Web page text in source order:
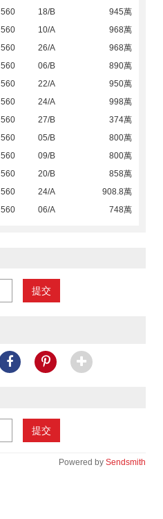
560 18/B
945萬
560 10/A
968萬
560 26/A
968萬
560 06/B
890萬
560 22/A
950萬
560 24/A
998萬
560 27/B
374萬
560 05/B
800萬
560 09/B
800萬
560 20/B
858萬
560 24/A
908.8萬
560 06/A 748萬
提交
提交
Powered by Sendsmith